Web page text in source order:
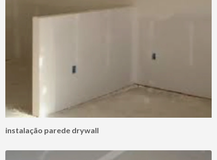
instalação parede drywall